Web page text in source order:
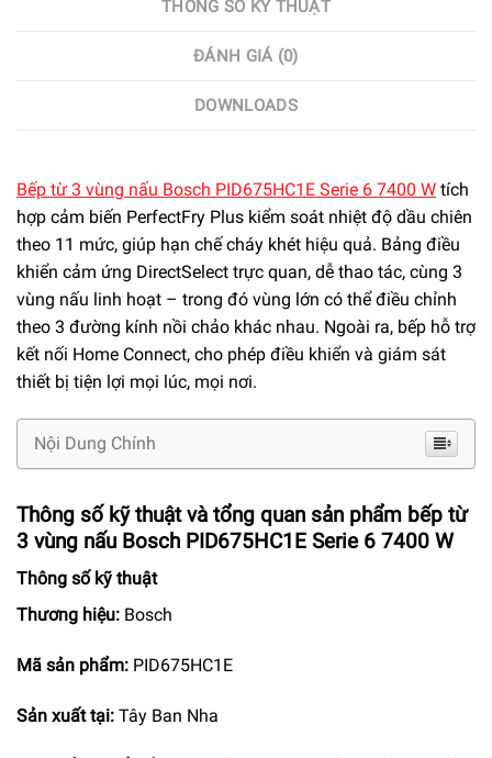
THÔNG SỐ KỸ THUẬT
ĐÁNH GIÁ (0)
DOWNLOADS
Bếp từ 3 vùng nấu Bosch PID675HC1E Serie 6 7400 W tích
hợp cảm biến PerfectFry Plus kiểm soát nhiệt độ dầu chiên
theo 11 mức, giúp hạn chế cháy khét hiệu quả. Bảng điều
khiển cảm ứng DirectSelect trực quan, dễ thao tác, cùng 3
vùng nấu linh hoạt – trong đó vùng lớn có thể điều chỉnh
theo 3 đường kính nồi chảo khác nhau. Ngoài ra, bếp hỗ trợ
kết nối Home Connect, cho phép điều khiển và giám sát
thiết bị tiện lợi mọi lúc, mọi nơi.
Nội Dung Chính
Thông số kỹ thuật và tổng quan sản phẩm bếp từ
3 vùng nấu Bosch PID675HC1E Serie 6 7400 W
Thông số kỹ thuật
Thương hiệu: Bosch
Mã sản phẩm: PID675HC1E
Sản xuất tại: Tây Ban Nha